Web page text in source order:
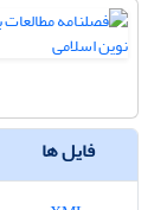
فایل ها